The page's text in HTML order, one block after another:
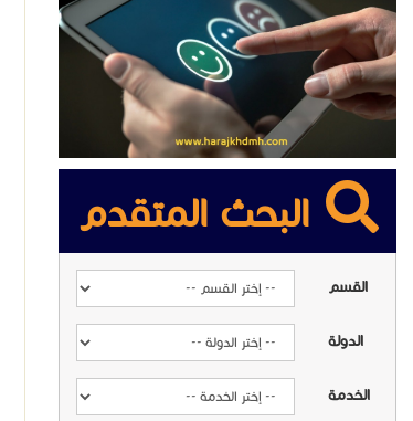
البحث المتقدم
القسم
الدولة
الخدمة